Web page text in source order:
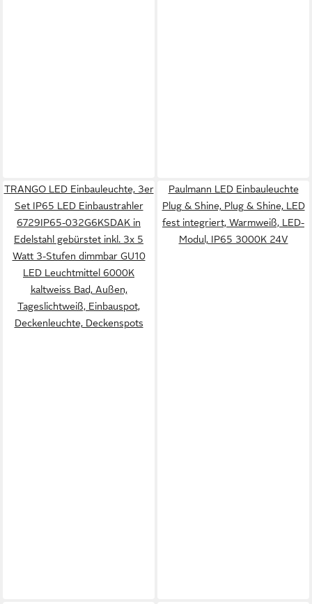
TRANGO LED Einbauleuchte, 3er
Set IP65 LED Einbaustrahler
6729IP65-032G6KSDAK in
Edelstahl gebürstet inkl. 3x 5
Watt 3-Stufen dimmbar GU10
LED Leuchtmittel 6000K
kaltweiss Bad, Außen,
Tageslichtweiß, Einbauspot,
Deckenleuchte, Deckenspots
Paulmann LED Einbauleuchte
Plug & Shine, Plug & Shine, LED
fest integriert, Warmweiß, LED-
Modul, IP65 3000K 24V